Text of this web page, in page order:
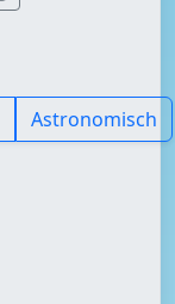
Astronomisch